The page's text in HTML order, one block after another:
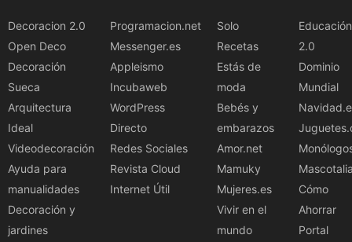
Decoracion 2.0
Open Deco
Decoración
Sueca
Arquitectura
Ideal
Videodecoración
Ayuda para
manualidades
Decoración y
jardines
Programacion.net
Messenger.es
Appleismo
Incubaweb
WordPress
Directo
Redes Sociales
Revista Cloud
Internet Útil
Solo
Recetas
Estás de
moda
Bebés y
embarazos
Amor.net
Mamuky
Mujeres.es
Vivir en el
mundo
Educación
2.0
Dominio
Mundial
Cómo
Ahorrar
Portal